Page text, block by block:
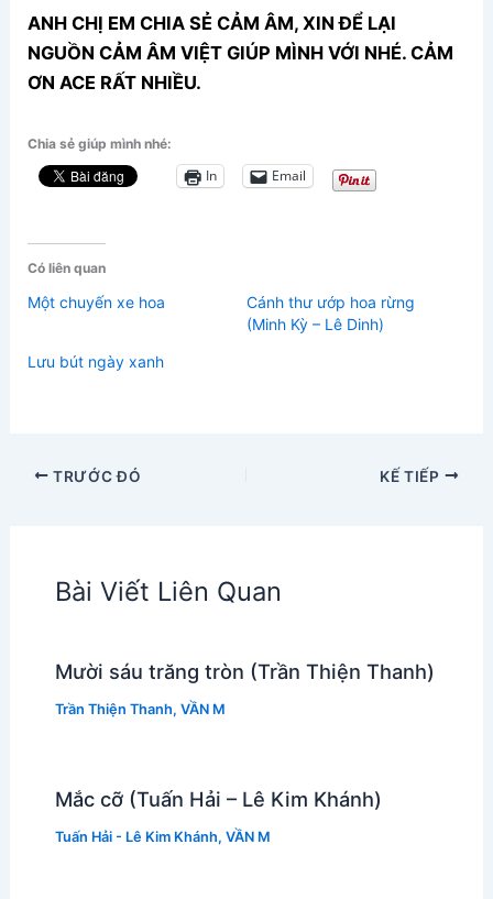
ANH CHỊ EM CHIA SẺ CẢM ÂM, XIN ĐỂ LẠI
NGUỒN CẢM ÂM VIỆT GIÚP MÌNH VỚI NHÉ. CẢM
ƠN ACE RẤT NHIỀU.
Chia sẻ giúp mình nhé:
In Email
Có liên quan
Một chuyến xe hoa
Cánh thư ướp hoa rừng
(Minh Kỳ – Lê Dinh)
Lưu bút ngày xanh
TRƯỚC ĐÓ KẾ TIẾP
Bài Viết Liên Quan
Mười sáu trăng tròn (Trần Thiện Thanh)
Trần Thiện Thanh, VẦN M
Mắc cỡ (Tuấn Hải – Lê Kim Khánh)
Tuấn Hải - Lê Kim Khánh, VẦN M